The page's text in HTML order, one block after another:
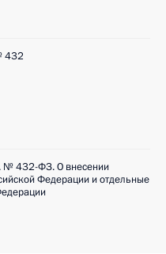
432
№ 432-ФЗ. О внесении
Федерации и отдельные